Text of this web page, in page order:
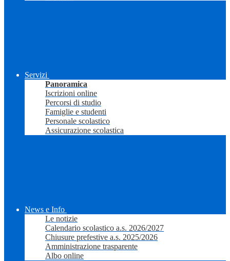
Servizi
Panoramica
Iscrizioni online
Percorsi di studio
Famiglie e studenti
Personale scolastico
Assicurazione scolastica
News e Info
Le notizie
Calendario scolastico a.s. 2026/2027
Chiusure prefestive a.s. 2025/2026
Amministrazione trasparente
Albo online